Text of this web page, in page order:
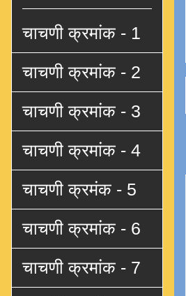
चाचणी क्रमांक - 1
चाचणी क्रमांक - 2
चाचणी क्रमांक - 3
चाचणी क्रमांक - 4
चाचणी क्रमंक - 5
चाचणी क्रमांक - 6
चाचणी क्रमांक - 7